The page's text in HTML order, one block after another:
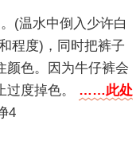
(温水中倒入少许白
程度)，同时把裤子
颜色。因为牛仔裤会
过度掉色。 ……此处
4